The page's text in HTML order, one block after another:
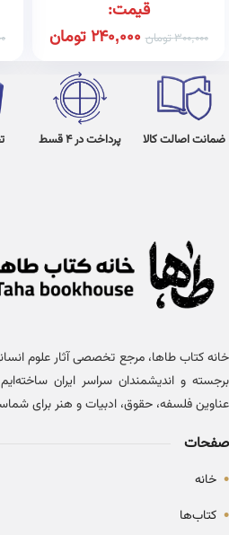
قیمت:
300,000تومان 240,000تومان
ضمانت اصالت کالا پرداخت در 4 قسط
برجسته و اندیشمندان سراسر ایران
عناوین فلسفه، حقوق، ادبیات و هنر برای
صفحات
• خانه
• کتاب‌ها